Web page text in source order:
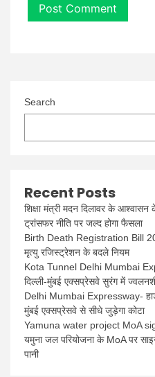
Search
Recent Posts
शिक्षा मंत्री मदन दिलावर के आश्वासन
ट्रांसफर नीति पर जल्द होगा फैसला
Birth Death Registration Bill
मृत्यु रजिस्ट्रेशन के बदले नियम
Kota Tunnel Delhi Mumbai
दिल्ली-मुंबई एक्सप्रेसवे सुरंग में
Delhi Mumbai Expressway-
मुंबई एक्सप्रेसवे से सीधे जुड़ेगा कोटा
Yamuna water project MoA
यमुना जल परियोजना के MoA पर
पानी